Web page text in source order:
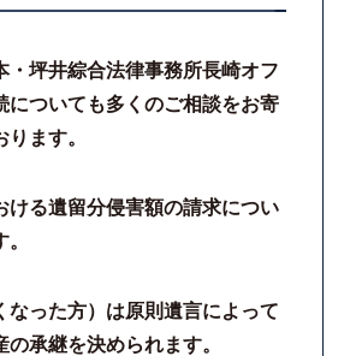
・坪井綜合法律事務所長崎オフ
についても多くのご相談をお寄
ます。
ける遺留分侵害額の請求につい
なった方）は原則遺言によって
の承継を決められます。